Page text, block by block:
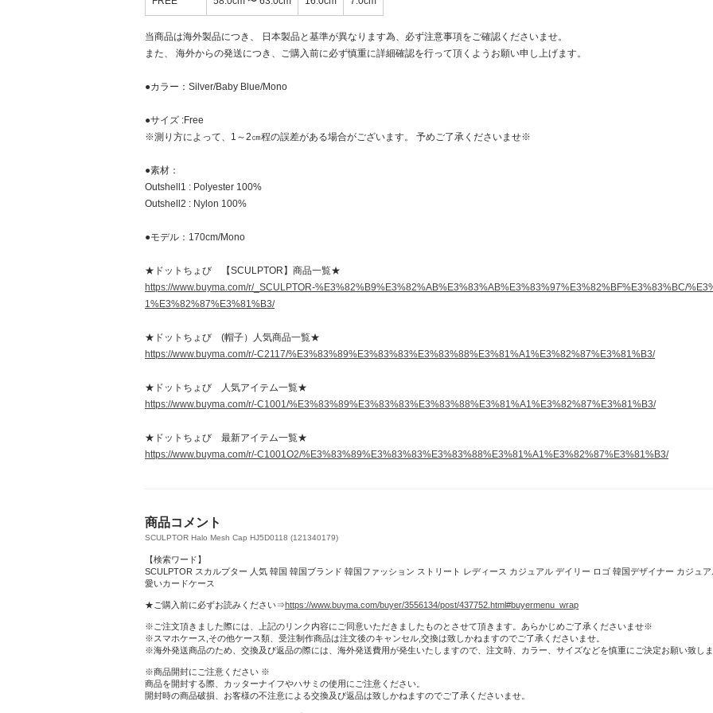
当商品は海外製品につき、 日本製品と基準が異なります為、必ず注意事項をご確認くださいませ。
また、 海外からの発送につき、ご購入前に必ず慎重に詳細確認を行って頂くようお願い申し上げます。
●カラー：Silver/Baby Blue/Mono
●サイズ :Free
※測り方によって、1～2㎝程の誤差がある場合がございます。 予めご了承くださいませ※
●素材：
Outshell1 : Polyester 100%
Outshell2 : Nylon 100%
●モデル：170cm/Mono
★ドットちょび 【SCULPTOR】商品一覧★
https://www.buyma.com/r/_SCULPTOR-%E3%82%B9%E3%82%AB%E3%83%AB%E3%83%97%E3%82%BF%E3%83%BC/
1%E3%82%87%E3%81%B3/
★ドットちょび (帽子）人気商品一覧★
https://www.buyma.com/r/-C2117/%E3%83%89%E3%83%83%E3%83%88%E3%81%A1%E3%82%87%E3%81%B3/
★ドットちょび 人気アイテム一覧★
https://www.buyma.com/r/-C1001/%E3%83%89%E3%83%83%E3%83%88%E3%81%A1%E3%82%87%E3%81%B3/
★ドットちょび 最新アイテム一覧★
https://www.buyma.com/r/-C1001O2/%E3%83%89%E3%83%83%E3%83%88%E3%81%A1%E3%82%87%E3%81%B3/
商品コメント
SCULPTOR Halo Mesh Cap HJ5D0118 (121340179)
【検索ワード】
SCULPTOR スカルプター 人気 韓国 韓国ブランド 韓国ファッション ストリート レディース カジュアル デイリー ロゴ 韓国デザイナー カジュ
愛いカードケース
★ご購入前に必ずお読みください⇒https://www.buyma.com/buyer/3556134/post/437752.html#buyermenu_wrap
※ご注文頂きました際には、上記のリンク内容にご同意いただきましたものとさせて頂きます。あらかじめご了承くださいませ※
※スマホケース,その他ケース類、受注制作商品は注文後のキャンセル,交換は致しかねますのでご了承くださいませ。
※海外発送商品のため、交換及び返品の際には、海外発送費用が発生いたしますので、注文時、カラー、サイズなどを慎重にご決定お願い致しま
※商品開封にご注意ください ※
商品を開封する際、カッターナイフやハサミの使用にご注意ください。
開封時の商品破損、お客様の不注意による交換及び返品は致しかねますのでご了承くださいませ。